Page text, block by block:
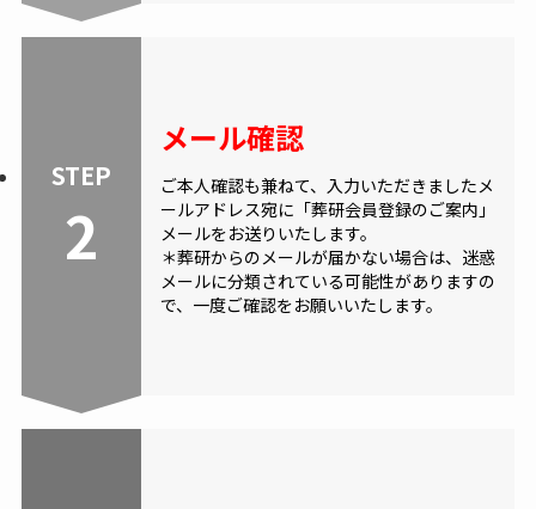
STEP
2
メール確認
ご本人確認も兼ねて、入力いただきましたメ
ールアドレス宛に「葬研会員登録のご案内」
メールをお送りいたします。
＊葬研からのメールが届かない場合は、迷惑
メールに分類されている可能性がありますの
で、一度ご確認をお願いいたします。